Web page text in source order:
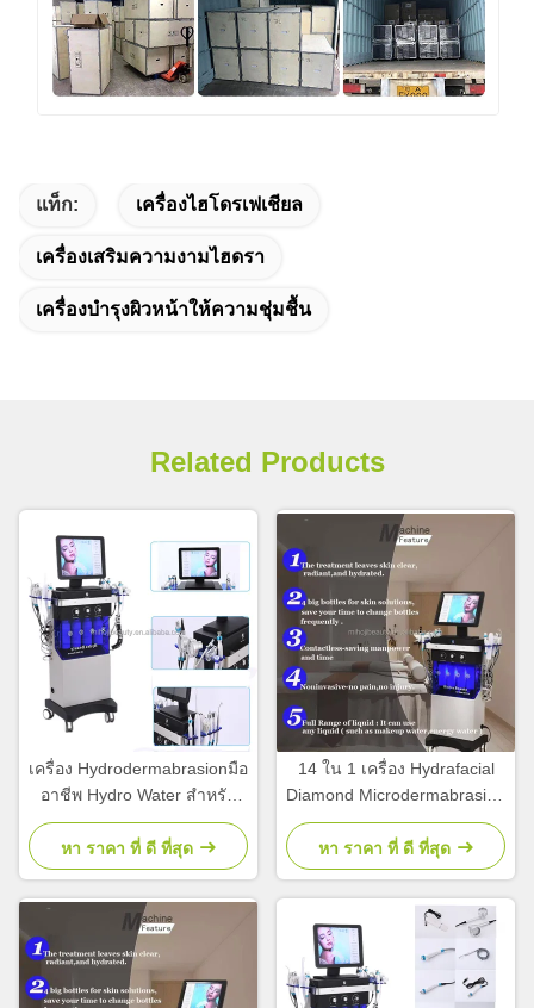
แท็ก: เครื่องไฮโดรเฟเชียล
เครื่องเสริมความงามไฮดรา
เครื่องบำรุงผิวหน้าให้ความชุ่มชื้น
Related Products
เครื่อง Hydrodermabrasionมือ
อาชีพ Hydro Water สําหรับ
การเยียวยาผิว
หา ราคา ที่ ดี ที่สุด
14 ใน 1 เครื่อง Hydrafacial
Diamond Microdermabrasion
ผิวหนังที่กระชับและขาว
หา ราคา ที่ ดี ที่สุด